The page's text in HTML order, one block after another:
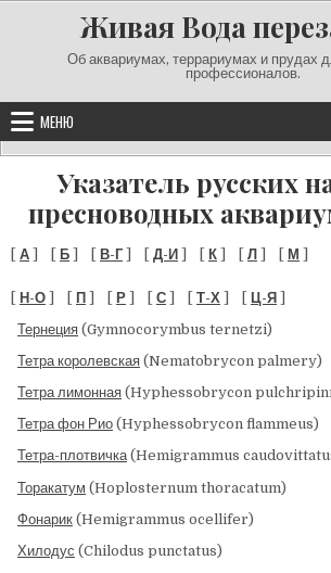
Живая Вода
Об аквариумах, террариумах и прудах
профессионалов.
МЕНЮ
Указатель русских
пресноводных
А Б В-Г Д-И К Л М
Н-О П Р С Т-Х Ц-Я
Тернеция (Gymnocorymbus ternetzi)
Тетра королевская (Nematobrycon palmery)
Тетра лимонная (Hyphessobrycon
Тетра фон Рио (Hyphessobrycon flammeus)
Тетра-плотвичка(Hemigrammus
Торакатум (Hoplosternum thoracatum)
Фонарик (Hemigrammus ocellifer)
Хилодус (Chilodus punctatus)